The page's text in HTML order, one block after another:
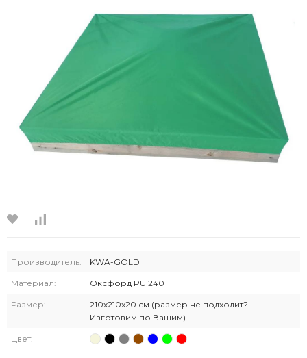
Производитель: KWA-GOLD
Материал: Оксфорд PU 240
Размер:
210х210х20 см (размер не подходит?
Изготовим по Вашим)
Цвет: